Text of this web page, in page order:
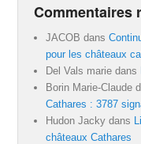
Commentaires
JACOB dans
pour les châteaux
Del Vals marie dans
Borin Marie-Claude
Cathares : 3787
Hudon Jacky dans
châteaux Cathares